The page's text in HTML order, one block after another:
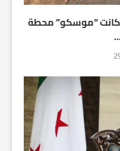
كانت “موسكو” محطة